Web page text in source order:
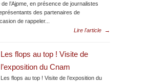
l’Ajpme, en présence de journalistes
des partenaires de
de rappeler...
Lire l'article
→
Les flops au top ! Visite de
l’exposition du Cnam
Les flops au top ! Visite de l’exposition du